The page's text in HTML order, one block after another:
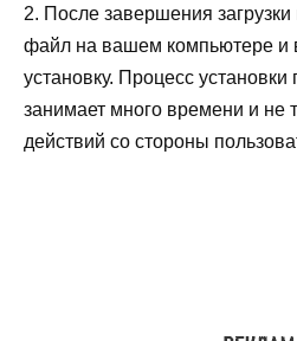
2. После завершения
файл на вашем компьютере и
установку. Процесс
занимает много времени и не
действий со стороны